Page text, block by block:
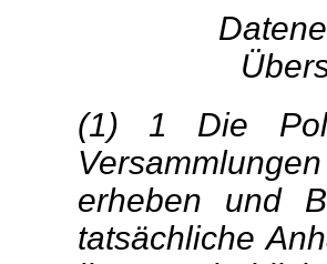
(1) 1 Die
erheben und
tatsächliche